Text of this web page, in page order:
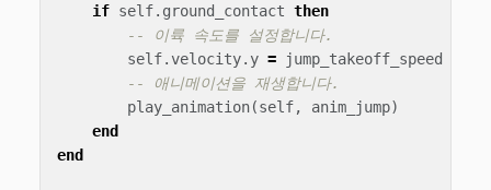
if self. ground_contact then
-- 이륙 속도를 설정합니다.
self.velocity. y =
jump_takeoff_speed
-- 애니메이션을 재생합니다.
play_animation(self, anim_jump)
end
end